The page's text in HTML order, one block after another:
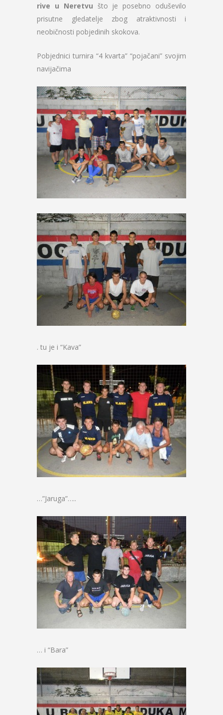
rive u Neretvu što je posebno oduševilo
prisutne gledatelje zbog atraktivnosti i
neobičnosti pobjedinih skokova.
Pobjednici turnira “4 kvarta” “pojačani” svojim
navijačima
. tu je i “Kava”
…”Jaruga”…..
… i “Bara”